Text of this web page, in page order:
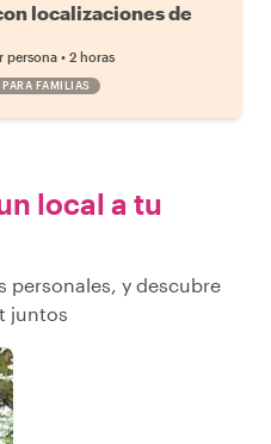
localizaciones de
persona • 2 horas
PARA FAMILIAS
local a tu
personales, y descubre
juntos